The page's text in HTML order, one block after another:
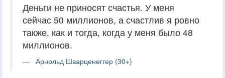
Деньги не приносят счастья. У меня
сейчас 50 миллионов, а счастлив я ровно
также, как и тогда, когда у меня было 48
миллионов.
Арнольд Шварценеггер (30+)